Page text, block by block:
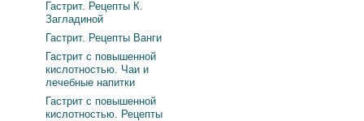
Гастрит. Рецепты К.
Загладиной
Гастрит. Рецепты Ванги
Гастрит с повышенной
кислотностью. Чаи и
лечебные напитки
Гастрит с повышенной
кислотностью. Рецепты